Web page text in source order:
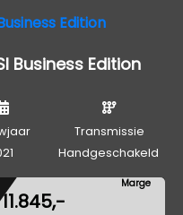
Business Edition
Transmissie
Handgeschakeld
11.845,-
Marge